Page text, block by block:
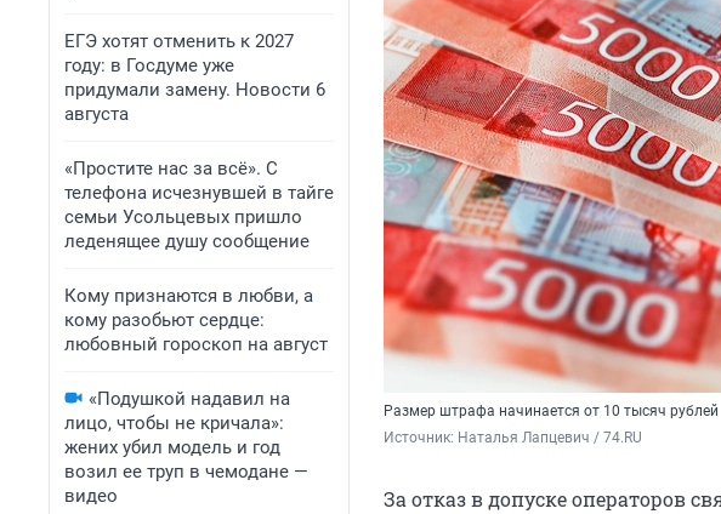
ЕГЭ хотят отменить к 2027
году: в Госдуме уже
придумали замену. Новости 6
августа
«Простите нас за всё». С
телефона исчезнувшей в тайге
семьи Усольцевых пришло
леденящее душу сообщение
Кому признаются в любви, а
кому разобьют сердце:
любовный гороскоп на август
«Подушкой надавил на
лицо, чтобы не кричала»:
жених убил модель и год
возил ее труп в чемодане —
видео
Размер штрафа начинается от 10 тысяч рублей
Источник: Наталья Лапцевич / 74.RU
За отказ в допуске операторов